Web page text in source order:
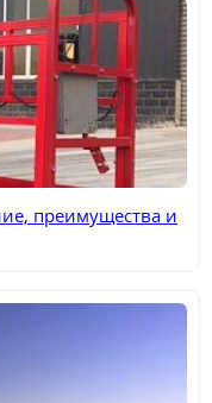
преимущества и